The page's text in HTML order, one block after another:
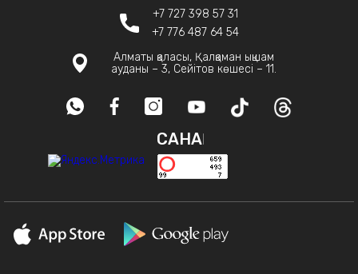
+7 727 398 57 31
+7 776 487 64 54
Алматы қаласы, Қалқаман ықшам
ауданы – 3, Сейітов көшесі – 11.
САНАҚ